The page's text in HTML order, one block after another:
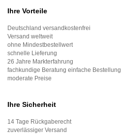
Ihre Vorteile
Deutschland versandkostenfrei
Versand weltweit
ohne Mindestbestellwert
schnelle Lieferung
26 Jahre Markterfahrung
fachkundige Beratung einfache Bestellung
moderate Preise
Ihre Sicherheit
14 Tage Rückgaberecht
zuverlässiger Versand